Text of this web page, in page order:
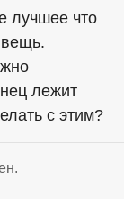
лучшее что
лежит
с этим?